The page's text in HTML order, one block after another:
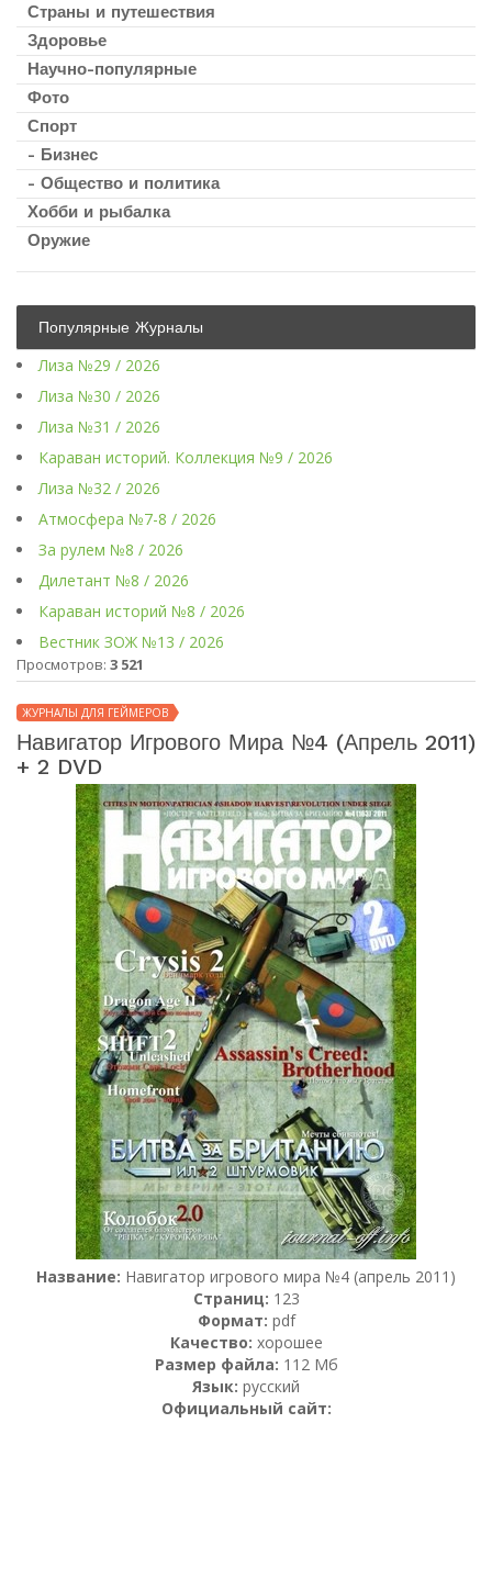
Страны и путешествия
Здоровье
Научно-популярные
Фото
Спорт
- Бизнес
- Общество и политика
Хобби и рыбалка
Оружие
Популярные Журналы
Лиза №29 / 2026
Лиза №30 / 2026
Лиза №31 / 2026
Караван историй. Коллекция №9 / 2026
Лиза №32 / 2026
Атмосфера №7-8 / 2026
За рулем №8 / 2026
Дилетант №8 / 2026
Караван историй №8 / 2026
Вестник ЗОЖ №13 / 2026
Просмотров: 3 521
ЖУРНАЛЫ ДЛЯ ГЕЙМЕРОВ
Навигатор Игрового Мира №4 (апрель 2011)
+ 2 DVD
Название: Навигатор игрового мира №4 (апрель 2011)
Страниц: 123
Формат: pdf
Качество: хорошее
Размер файла: 112 Мб
Язык: русский
Официальный сайт: